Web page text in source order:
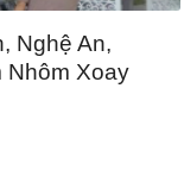
Nghệ An,
Nhôm Xoay